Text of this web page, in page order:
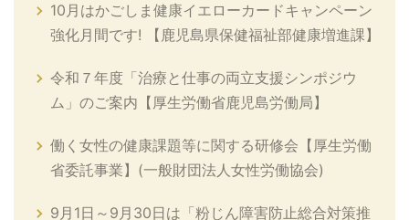
10月はかごしま健康イエローカードキャンペーン
強化月間です! 【鹿児島県保健福祉部健康増進課】
令和７年度「治療と仕事の両立支援シンポジウ
ム」のご案内【厚生労働省鹿児島労働局】
働く女性の健康課題等に関する研修会【厚生労働
省委託事業】(一般財団法人女性労働協会)
9月1日～9月30日は「粉じん障害防止総合対策推